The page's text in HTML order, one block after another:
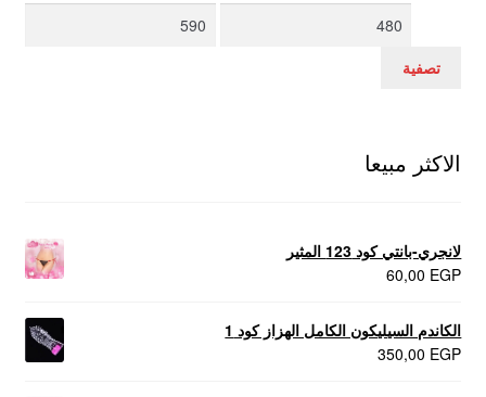
أدنى
أعلى
تصفية
الاكثر مبيعا
لانجري-بانتي كود 123 المثير
60,00 EGP
الكاندم السيليكون الكامل الهزاز كود 1
350,00 EGP